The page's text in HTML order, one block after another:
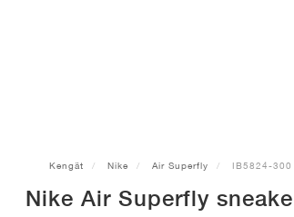
Kengät Nike Air Superfly IB5824-300
Nike Air Superfly